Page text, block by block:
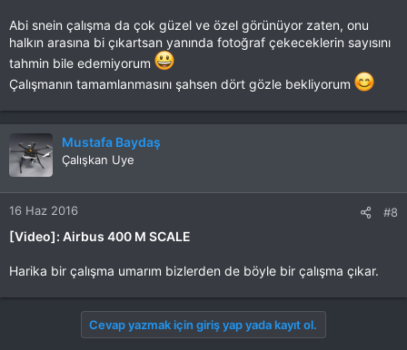
Abi snein çalışma da çok güzel ve özel görünüyor zaten, onu
halkın arasına bi çıkartsan yanında fotoğraf çekeceklerin sayısını
tahmin bile edemiyorum
Çalışmanın tamamlanmasını şahsen dört gözle bekliyorum
Mustafa Baydaş
Çalışkan Uye
16 Haz 2016 #8
[Video]: Airbus 400 M SCALE
Harika bir çalışma umarım bizlerden de böyle bir çalışma çıkar.
Cevap yazmak için giriş yap yada kayıt ol.